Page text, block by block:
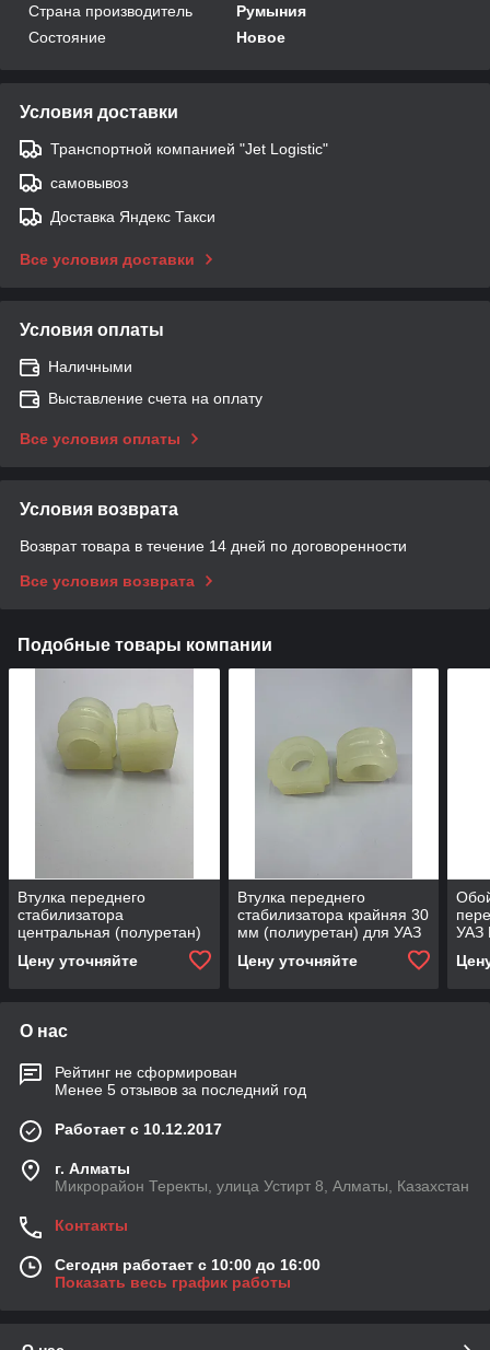
Страна производитель
Румыния
Состояние
Новое
Условия доставки
Транспортной компанией "Jet Logistic"
самовывоз
Доставка Яндекс Такси
Все условия доставки
Условия оплаты
Наличными
Выставление счета на оплату
Все условия оплаты
Условия возврата
Возврат товара в течение 14 дней по договоренности
Все условия возврата
Подобные товары компании
Втулка переднего
стабилизатора
центральная (полуретан)
для уаз Патриот/Патриот
Пика
Цену уточняйте
Втулка переднего
стабилизатора крайняя 30
мм (полиуретан) для УАЗ
Цену уточняйте
УАЗ
О нас
Рейтинг не сформирован
Менее 5 отзывов за последний год
Работает с 10.12.2017
г. Алматы
Микрорайон Теректы, улица Устирт 8, Алматы, Казахстан
Контакты
Сегодня работает с 10:00 до 16:00
Показать весь график работы